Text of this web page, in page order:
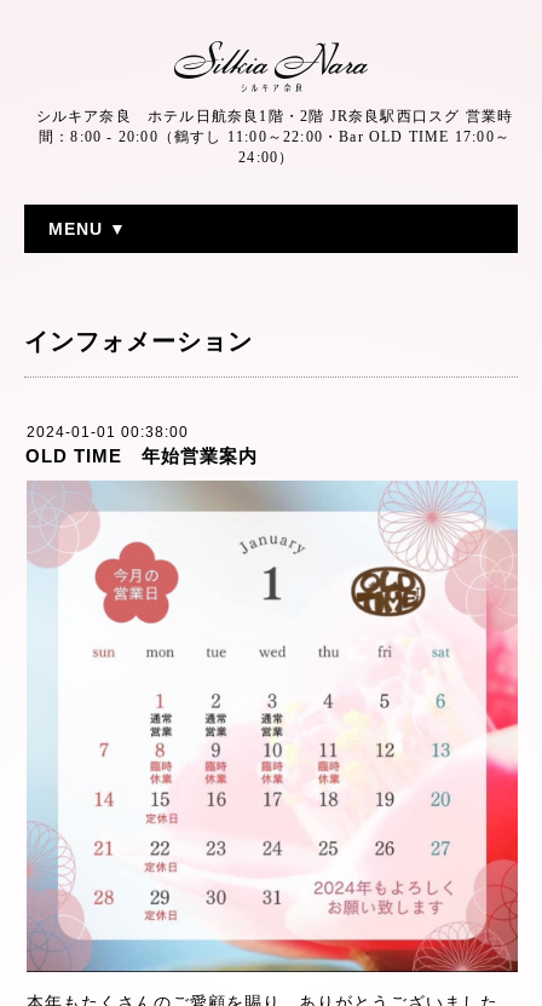
シルキア奈良 ホテル日航奈良1階・2階 JR奈良駅西口スグ 営業時
間：8:00 - 20:00（鶴すし 11:00～22:00・Bar OLD TIME 17:00～
24:00）
MENU ▼
インフォメーション
2024-01-01 00:38:00
OLD TIME 年始営業案内
本年もたくさんのご愛顧を賜り、ありがとうございました。